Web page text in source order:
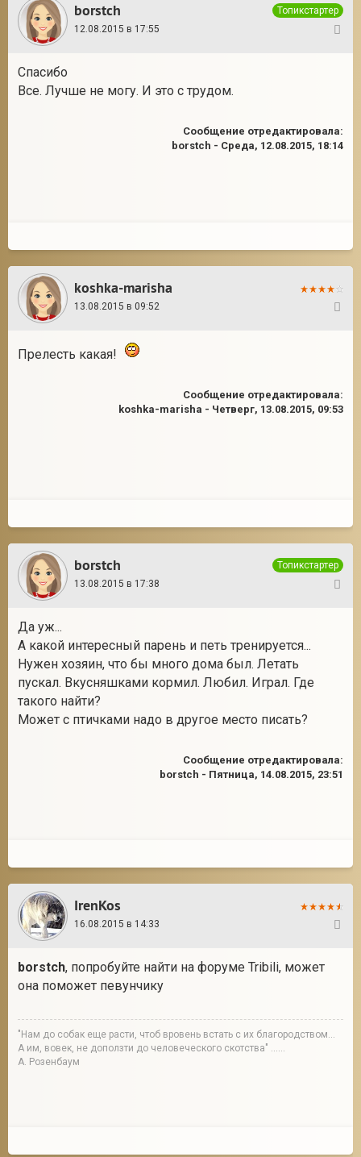
borstch
Топикстартер
12.08.2015 в 17:55
Спасибо
Все. Лучше не могу. И это с трудом.
Сообщение отредактировала:
borstch - Среда, 12.08.2015, 18:14
koshka-marisha
13.08.2015 в 09:52
Прелесть какая!
Сообщение отредактировала:
koshka-marisha - Четверг, 13.08.2015, 09:53
borstch
Топикстартер
13.08.2015 в 17:38
Да уж...
А какой интересный парень и петь тренируется...
Нужен хозяин, что бы много дома был. Летать
пускал. Вкусняшками кормил. Любил. Играл. Где
такого найти?
Может с птичками надо в другое место писать?
Сообщение отредактировала:
borstch - Пятница, 14.08.2015, 23:51
IrenKos
16.08.2015 в 14:33
borstch, попробуйте найти на форуме Tribili, может
она поможет певунчику
"Нам до собак еще расти, чтоб вровень встать с их благородством...
А им, вовек, не доползти до человеческого скотства" ......
А. Розенбаум